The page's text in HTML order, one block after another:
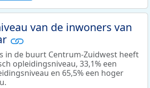
van de inwoners van
in de buurt Centrum-Zuidwest heeft
opleidingsniveau, 33,1% een
en 65,5% een hoger